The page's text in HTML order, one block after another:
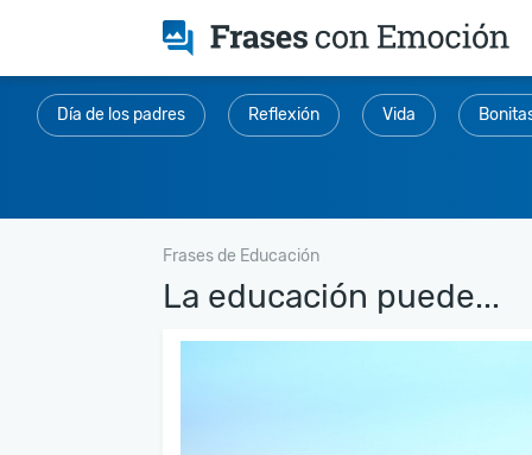
Día de los padres Reflexión Vida
Frases de Educación
La educación puede...